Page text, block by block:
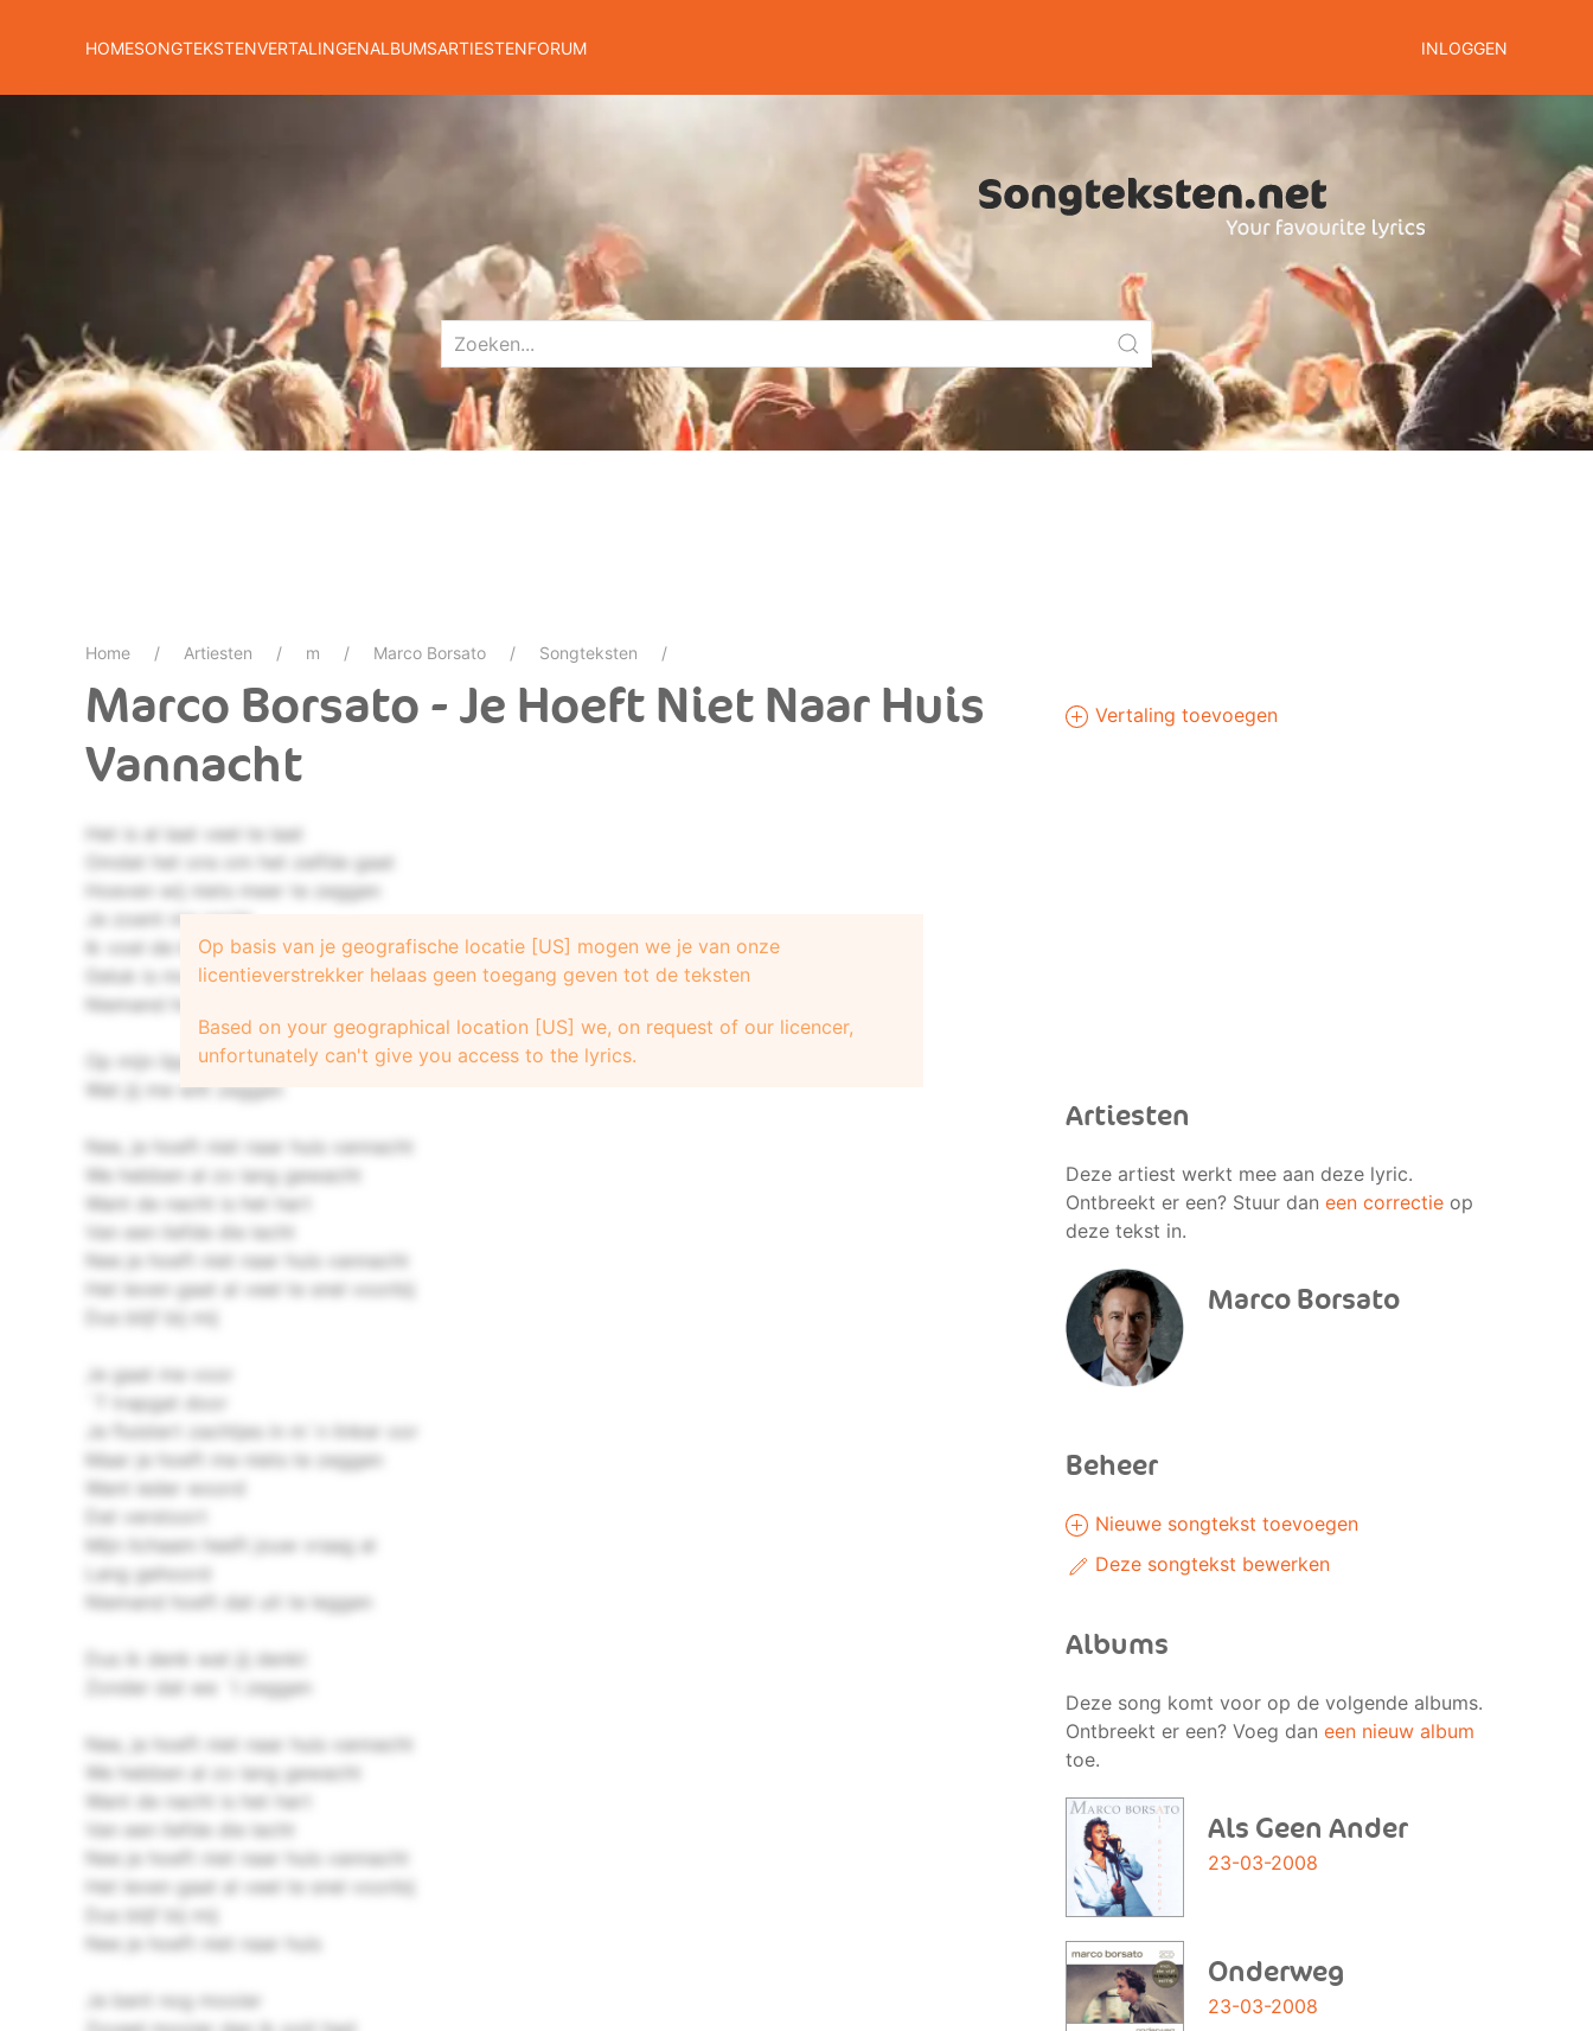
HOMESONGTEKSTENVERTALINGENALBUMSARTIESTENFORUM INLOGGEN
Home Artiesten m Marco Borsato Songteksten
Marco Borsato - Je Hoeft Niet Naar Huis
Vannacht
Het is al laat veel te laat
Omdat het ons om het zelfde gaat
Hoeven wij niets meer te zeggen
Je zoent me zacht
Ik voel de kracht
Geluk is mooi als het naar je lacht
Niemand hoeft dat uit te leggen
Op mijn lippen ligt
Wat jij me wilt zeggen
Nee, je hoeft niet naar huis vannacht
We hebben al zo lang gewacht
Want de nacht is het hart
Van een liefde die lacht
Nee je hoeft niet naar huis vannacht
Het leven gaat al veel te snel voorbij
Dus blijf bij mij
Je gaat me voor
`T trapgat door
Je fluistert zachtjes in m`n linker oor
Maar je hoeft me niets te zeggen
Want ieder woord
Dat verstoort
Mijn lichaam heeft jouw vraag al
Lang gehoord
Niemand hoeft dat uit te leggen
Dus ik denk wat jij denkt
Zonder dat we `t zeggen
Nee, je hoeft niet naar huis vannacht
We hebben al zo lang gewacht
Want de nacht is het hart
Van een liefde die lacht
Nee je hoeft niet naar huis vannacht
Het leven gaat al veel te snel voorbij
Dus blijf bij mij
Nee je hoeft niet naar huis
Je bent nog mooier
Op basis van je geografische locatie [US] mogen we je van onze
licentieverstrekker helaas geen toegang geven tot de teksten
Based on your geographical location [US] we, on request of our licencer,
unfortunately can't give you access to the lyrics.
Vertaling toevoegen
Artiesten
Deze artiest werkt mee aan deze lyric.
Ontbreekt er een? Stuur dan een correctieop
deze tekst in.
Marco Borsato
Beheer
Nieuwe songtekst toevoegen
Deze songtekst bewerken
Albums
Deze song komt voor op de volgende albums.
Ontbreekt er een? Voeg dan een nieuw album
toe.
Als Geen Ander
23-03-2008
Onderweg
23-03-2008